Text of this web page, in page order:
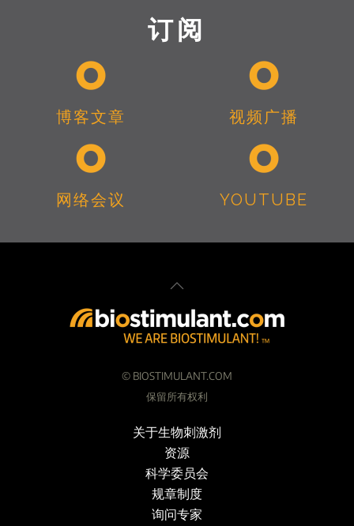
订阅
博客文章 视频广播
网络会议 YOUTUBE
© BIOSTIMULANT.COM
保留所有权利
关于生物刺激剂
资源
科学委员会
规章制度
询问专家